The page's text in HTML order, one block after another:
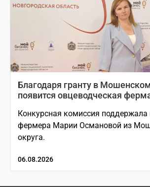
Благодаря гранту в
появится овцеводческая
Конкурсная комиссия поддержала
фермера Марии Османовой из
округа.
06.08.2026